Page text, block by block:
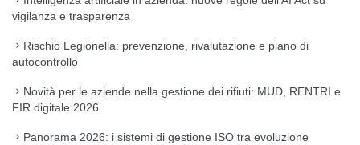
vigilanza e trasparenza
Rischio Legionella: prevenzione, rivalutazione e piano di
autocontrollo
Novità per le aziende nella gestione dei rifiuti: MUD, RENTRI e
FIR digitale 2026
Panorama 2026: i sistemi di gestione ISO tra evoluzione